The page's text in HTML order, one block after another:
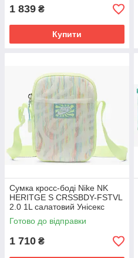
1 839 ₴
Купити
Сумка кросс-боді Nike NK
HERITGE S CRSSBDY-FSTVL
2.0 1L салатовий Унісекс
18x13x3 см FN4251-701
Готово до відправки
1 710 ₴